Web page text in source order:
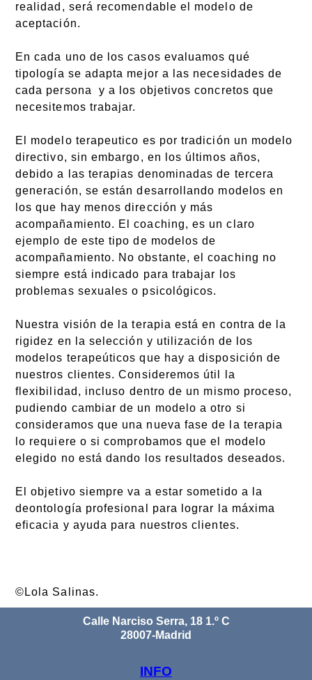
realidad, será recomendable el modelo de
aceptación.
En cada uno de los casos evaluamos qué
tipología se adapta mejor a las necesidades de
cada persona y a los objetivos concretos que
necesitemos trabajar.
El modelo terapeutico es por tradición un modelo
directivo, sin embargo, en los últimos años,
debido a las terapias denominadas de tercera
generación, se están desarrollando modelos en
los que hay menos dirección y más
acompañamiento. El coaching, es un claro
ejemplo de este tipo de modelos de
acompañamiento. No obstante, el coaching no
siempre está indicado para trabajar los
problemas sexuales o psicológicos.
Nuestra visión de la terapia está en contra de la
rigidez en la selección y utilización de los
modelos terapeúticos que hay a disposición de
nuestros clientes. Consideremos útil la
flexibilidad, incluso dentro de un mismo proceso,
pudiendo cambiar de un modelo a otro si
consideramos que una nueva fase de la terapia
lo requiere o si comprobamos que el modelo
elegido no está dando los resultados deseados.
El objetivo siempre va a estar sometido a la
deontología profesional para lograr la máxima
eficacia y ayuda para nuestros clientes.
©Lola Salinas.
Calle Narciso Serra, 18 1.º C
28007-Madrid
INFO